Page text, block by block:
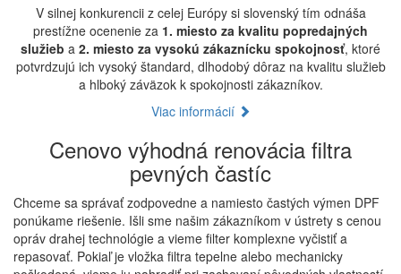
V silnej konkurencii z celej Európy si slovenský tím odnáša
prestížne ocenenie za 1. miesto za kvalitu popredajných
služieb a 2. miesto za vysokú zákaznícku spokojnosť, ktoré
potvrdzujú ich vysoký štandard, dlhodobý dôraz na kvalitu služieb
a hlboký záväzok k spokojnosti zákazníkov.
Viac informácií
Cenovo výhodná renovácia filtra
pevných častíc
Chceme sa správať zodpovedne a namiesto častých výmen DPF
ponúkame riešenie. Išli sme našim zákazníkom v ústrety s cenou
opráv drahej technológie a vieme filter komplexne vyčistiť a
repasovať. Pokiaľ je vložka filtra tepelne alebo mechanicky